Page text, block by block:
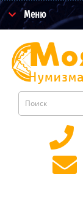
Меню